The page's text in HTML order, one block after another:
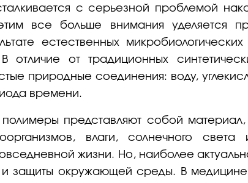
с серьезной проблемой
все больше внимания уделяется
естественных
отличие от традиционных
природные соединения: воду,
времени.
представляют собой
влаги, солнечного
жизни. Но, наиболее
защиты окружающей среды. В медицине